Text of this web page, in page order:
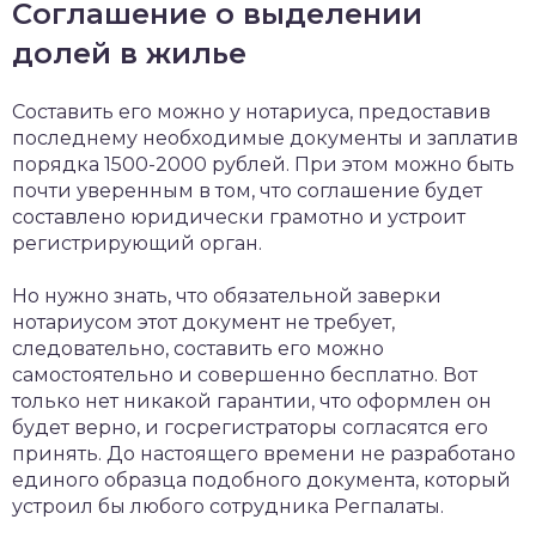
Соглашение о выделении
долей в жилье
Составить его можно у нотариуса, предоставив
последнему необходимые документы и заплатив
порядка 1500-2000 рублей. При этом можно быть
почти уверенным в том, что соглашение будет
составлено юридически грамотно и устроит
регистрирующий орган.
Но нужно знать, что обязательной заверки
нотариусом этот документ не требует,
следовательно, составить его можно
самостоятельно и совершенно бесплатно. Вот
только нет никакой гарантии, что оформлен он
будет верно, и госрегистраторы согласятся его
принять. До настоящего времени не разработано
единого образца подобного документа, который
устроил бы любого сотрудника Регпалаты.